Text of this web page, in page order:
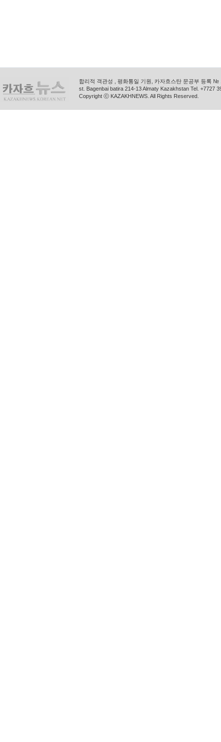
합리적 객관성 , 평화통일 기원, 카자흐스탄 문공부 등록
st. Bagenbai batira 214-13 Almaty Kazakhstan Tel. +7727
Copyright ⓒ KAZAKHNEWS. All Rights Reserved.